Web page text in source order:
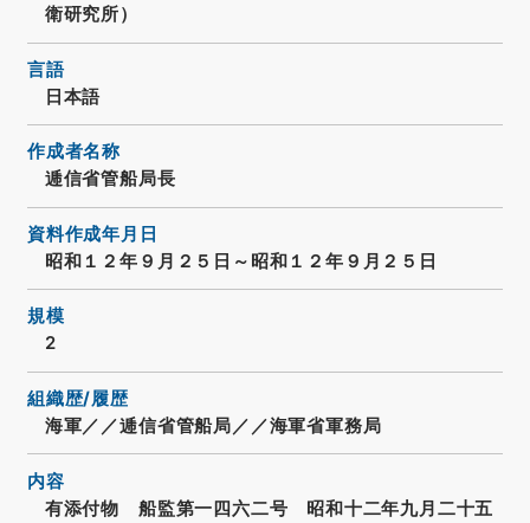
衛研究所）
言語
日本語
作成者名称
逓信省管船局長
資料作成年月日
昭和１２年９月２５日～昭和１２年９月２５日
規模
2
組織歴/履歴
海軍／／逓信省管船局／／海軍省軍務局
内容
有添付物 船監第一四六二号 昭和十二年九月二十五